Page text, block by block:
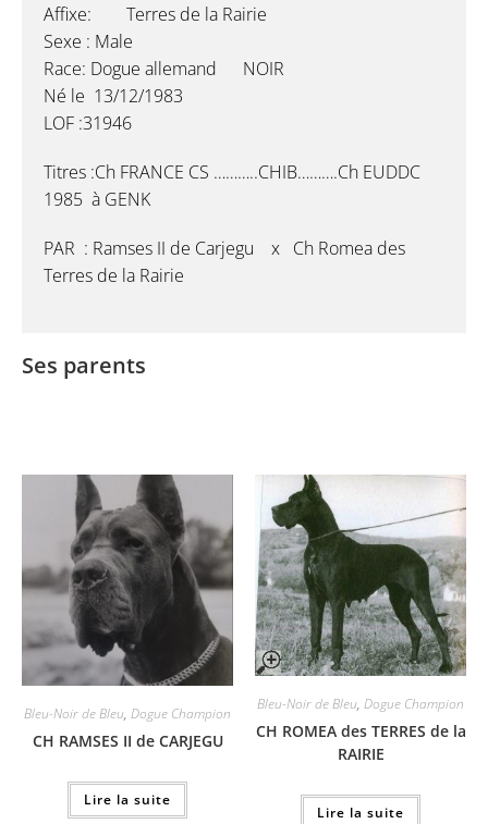
Affixe: Terres de la Rairie
Sexe : Male
Race: Dogue allemand NOIR
Né le 13/12/1983
LOF :31946
Titres :Ch FRANCE CS ………..CHIB……….Ch EUDDC
1985 à GENK
PAR : Ramses II de Carjegu x Ch Romea des
Terres de la Rairie
Ses parents
Bleu-Noir de Bleu, Dogue Champion
CH RAMSES II de CARJEGU
Lire la suite
Bleu-Noir de Bleu, Dogue Champion
CH ROMEA des TERRES de la
RAIRIE
Lire la suite